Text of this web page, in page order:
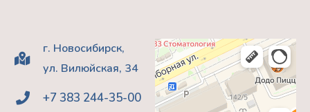
г. Новосибирск,
ул. Вилюйская, 34
+7 383 244-35-00